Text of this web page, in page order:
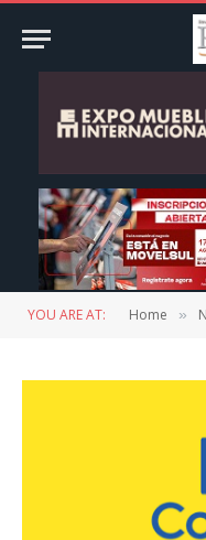
YOU ARE AT: Home »